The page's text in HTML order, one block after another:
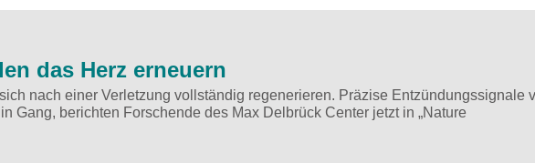
das Herz erneuern
nach einer Verletzung vollständig regenerieren. Präzise Entzündungssignale
Gang, berichten Forschende des Max Delbrück Center jetzt in ​„Nature